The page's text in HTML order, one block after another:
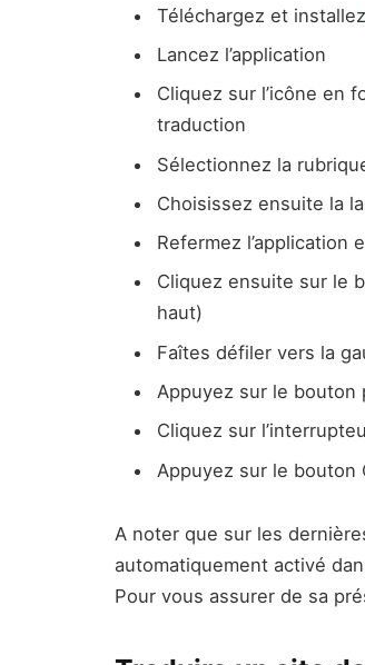
Téléchargez et installez
Lancez l’application
Cliquez sur l’icône en
traduction
Sélectionnez la
Choisissez ensuite la
Refermez l’application
Cliquez ensuite sur le
haut)
Faîtes défiler vers la
Appuyez sur le bouton
Cliquez sur
Appuyez sur le bouton
A noter que sur les
automatiquement activé
Pour vous assurer de sa